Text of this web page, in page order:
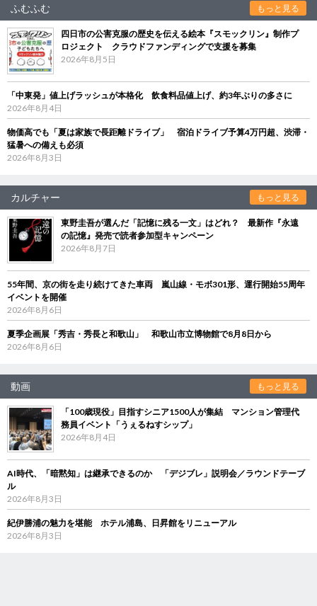
ふむふむ もっと見る
四日市の公害克服の歴史を伝える絵本『スモックリン』制作プ
ロジェクト クラウドファンディングで支援を募集
2026年8月5日
「中東発」値上げラッシュが本格化 飲食料品値上げ、約3年ぶりの多さに
2026年8月4日
物価高でも「夏は家族で長距離ドライブ」 宿泊ドライブ予算4万円超、渋滞・
猛暑への備えも必須
2026年8月3日
カルチャー もっと見る
東野圭吾が選んだ「記憶に残る一文」はどれ？ 最新作『永遠
の記憶』発売で読者参加型キャンペーン
2026年8月7日
55年間、京の街を走り続けてきた車両 嵐山線・モボ301形、運行開始55周年
イベントを開催
2026年8月6日
夏季企画展「秀吉・秀長と和歌山」 和歌山市立博物館で8月8日から
2026年8月6日
動画 もっと見る
「100歳現役」目指すシニア1500人が集結 マンション管理代
務員イベント「うぇるねすシップ」
2026年8月4日
AI時代、「暗黙知」は継承できるのか 「デジブレ」説明会／ラウンドテーブ
ル
2026年8月3日
紀伊勝浦の魅力を堪能 ホテル浦島、日昇館をリニューアル
2026年8月3日